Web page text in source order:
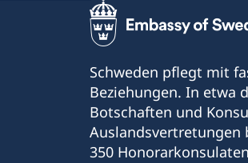
Schweden pflegt mit
Beziehungen. In etwa
Botschaften und
Auslandsvertretungen
350